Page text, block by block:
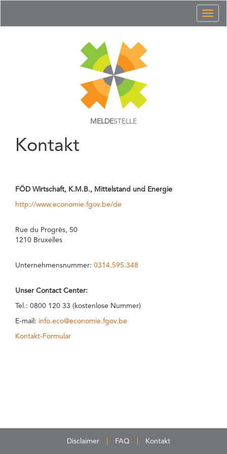
MELDESTELLE
Kontakt
FÖD Wirtschaft, K.M.B., Mittelstand und Energie
http://www.economie.fgov.be/de
Rue du Progrès, 50
1210 Bruxelles
Unternehmensnummer: 0314.595.348
Unser Contact Center:
Tel.: 0800 120 33 (kostenlose Nummer)
E-mail: info.eco@economie.fgov.be
Kontakt-Formular
Disclaimer FAQ Kontakt